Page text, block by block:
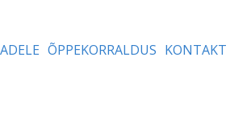
ÕPPEKORRALDUS KONTAKT